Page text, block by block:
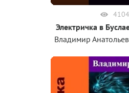
4104
Электричка в
Владимир